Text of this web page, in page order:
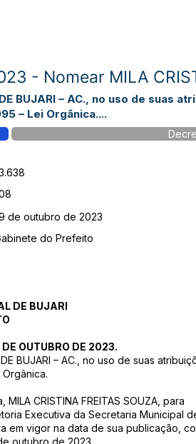
- Nomear MILA
DE BUJARI – AC., no uso de
– Lei Orgânica....
de outubro de 2023
do Prefeito
DE BUJARI
DE OUTUBRO DE 2023.
DE BUJARI – AC., no uso de suas
MILA CRISTINA FREITAS SOUZA, para
Executiva da Secretaria Municipal
em vigor na data de sua publicação,
outubro de 2023.